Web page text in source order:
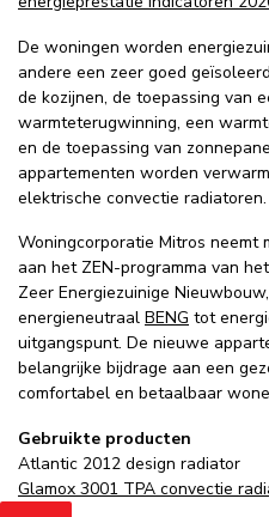
De woningen worden
andere een zeer goed
de kozijnen, de toepassing van
warmteterugwinning, een
en de toepassing van
appartementen worden
elektrische convectie radiatoren.
Woningcorporatie Mitros
aan het ZEN-programma van
Zeer Energiezuinige
energieneutraal BENG tot
uitgangspunt. De nieuwe
belangrijke bijdrage aan een
comfortabel en betaalbaar
Gebruikte producten
Atlantic 2012 design radiator
Glamox 3001 TPA convectie